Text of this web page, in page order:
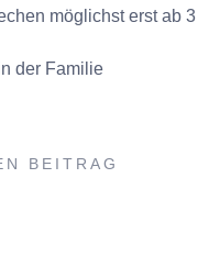
möglichst erst ab
der Familie
BEITRAG